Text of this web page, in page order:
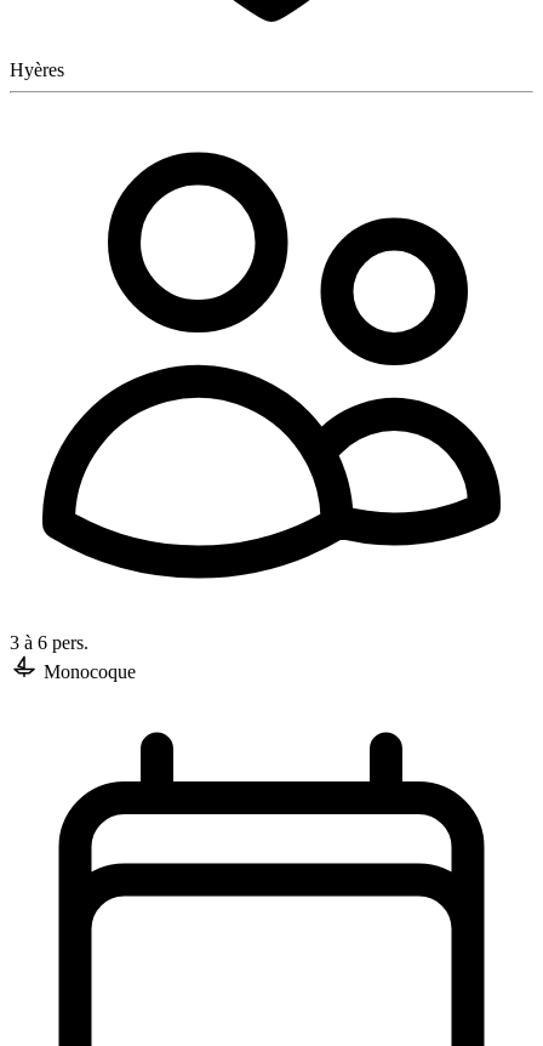
Hyères
3 à 6 pers.
Monocoque